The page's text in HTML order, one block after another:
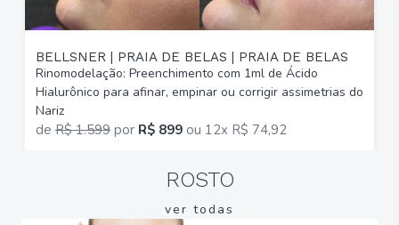
BELLSNER | PRAIA DE BELAS | PRAIA DE BELAS
Rinomodelação: Preenchimento com 1ml de Ácido
Hialurônico para afinar, empinar ou corrigir assimetrias do
Nariz
de R$ 1.599 por R$ 899 ou 12x R$ 74,92
ROSTO
ver todas